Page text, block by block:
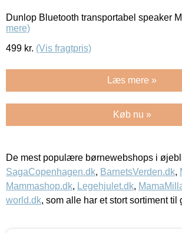
Dunlop Bluetooth transportabel speaker
mere)
499 kr. (Vis fragtpris)
Læs mere »
Køb nu »
De mest populære børnewebshops i
SagaCopenhagen.dk, BarnetsVerden.dk,
Mammashop.dk, Legehjulet.dk,
world.dk, som alle har et stort sortiment til